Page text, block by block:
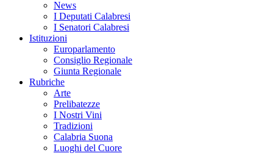
News
I Deputati Calabresi
I Senatori Calabresi
Istituzioni
Europarlamento
Consiglio Regionale
Giunta Regionale
Rubriche
Arte
Prelibatezze
I Nostri Vini
Tradizioni
Calabria Suona
Luoghi del Cuore